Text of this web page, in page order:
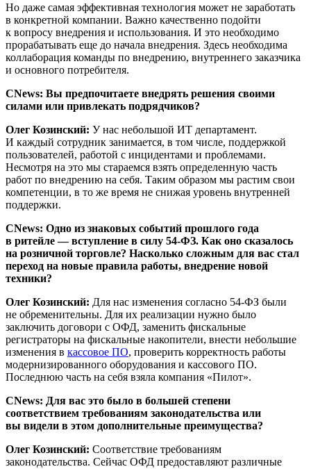
Но даже самая эффективная технология может не заработать
в конкретной компании. Важно качественно подойти
к вопросу внедрения и использования. И это необходимо
прорабатывать еще до начала внедрения. Здесь необходима
коллаборация команды по внедрению, внутреннего заказчика
и основного потребителя.
CNews: Вы предпочитаете внедрять решения своими
силами или привлекать подрядчиков?
Олег Козинский: У нас небольшой ИТ департамент.
И каждый сотрудник занимается, в том числе, поддержкой
пользователей, работой с инцидентами и проблемами.
Несмотря на это мы стараемся взять определенную часть
работ по внедрению на себя. Таким образом мы растим свои
компетенции, в то же время не снижая уровень внутренней
поддержки.
CNews: Одно из знаковых событий прошлого года
в ритейле — вступление в силу 54-ФЗ. Как оно сказалось
на розничной торговле? Насколько сложным для вас стал
переход на новые правила работы, внедрение новой
техники?
Олег Козинский: Для нас изменения согласно 54-ФЗ были
не обременительны. Для их реализации нужно было
заключить договори с ОФД, заменить фискальные
регистраторы на фискальные накопители, внести небольшие
изменения в кассовое ПО, проверить корректность работы
модернизированного оборудования и кассового ПО.
Последнюю часть на себя взяла компания «Пилот».
CNews: Для вас это было в большей степени
соответствием требованиям законодательства или
вы видели в этом дополнительные преимущества?
Олег Козинский: Соответствие требованиям
законодательства. Сейчас ОФД предоставляют различные